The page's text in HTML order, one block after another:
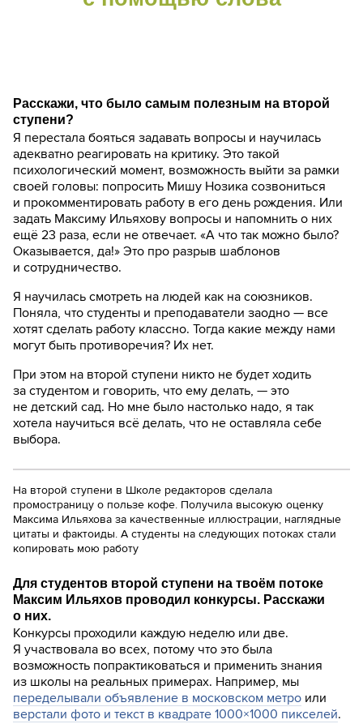
Расскажи, что было самым полезным на второй
ступени?
Я перестала бояться задавать вопросы и научилась
адекватно реагировать на критику. Это такой
психологический момент, возможность выйти за рамки
своей головы: попросить Мишу Нозика созвониться
и прокомментировать работу в его день рождения. Или
задать Максиму Ильяхову вопросы и напомнить о них
ещё 23 раза, если не отвечает. «А что так можно было?
Оказывается, да!» Это про разрыв шаблонов
и сотрудничество.
Я научилась смотреть на людей как на союзников.
Поняла, что студенты и преподаватели заодно — все
хотят сделать работу классно. Тогда какие между нами
могут быть противоречия? Их нет.
При этом на второй ступени никто не будет ходить
за студентом и говорить, что ему делать, — это
не детский сад. Но мне было настолько надо, я так
хотела научиться всё делать, что не оставляла себе
выбора.
На второй ступени в Школе редакторов сделала
промостраницу о пользе кофе. Получила высокую оценку
Максима Ильяхова за качественные иллюстрации, наглядные
цитаты и фактоиды. А студенты на следующих потоках стали
копировать мою работу
Для студентов второй ступени на твоём потоке
Максим Ильяхов проводил конкурсы. Расскажи
о них.
Конкурсы проходили каждую неделю или две.
Я участвовала во всех, потому что это была
возможность попрактиковаться и применить знания
из школы на реальных примерах. Например, мы
переделывали объявление в московском метро или
верстали фото и текст в квадрате 1000×1000 пикселей.